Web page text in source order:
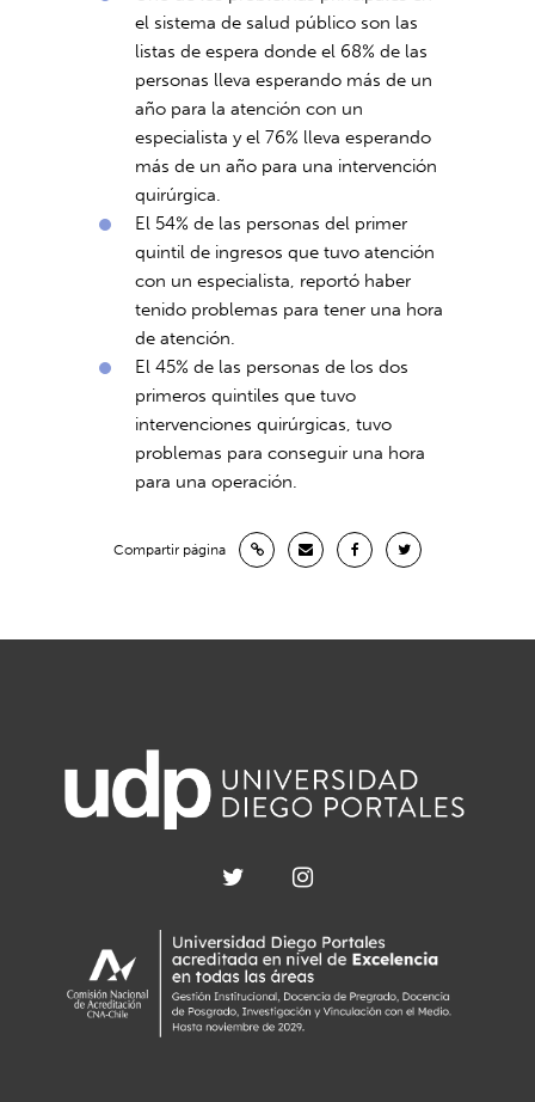
el sistema de salud público son las
listas de espera donde el 68% de las
personas lleva esperando más de un
año para la atención con un
especialista y el 76% lleva esperando
más de un año para una intervención
quirúrgica.
El 54% de las personas del primer
quintil de ingresos que tuvo atención
con un especialista, reportó haber
tenido problemas para tener una hora
de atención.
El 45% de las personas de los dos
primeros quintiles que tuvo
intervenciones quirúrgicas, tuvo
problemas para conseguir una hora
para una operación.
Compartir página